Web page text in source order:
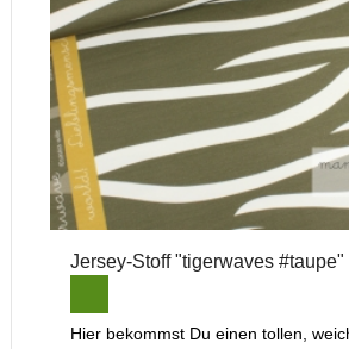
Jersey-Stoff "tigerwaves #taupe"
Hier bekommst Du einen tollen,